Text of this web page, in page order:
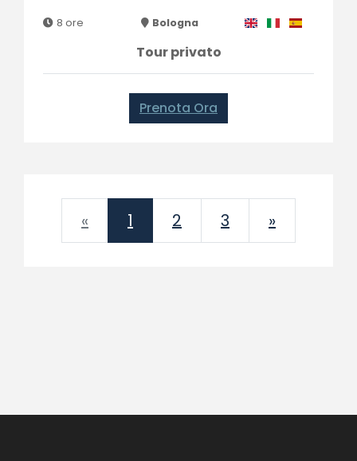
8 ore Bologna
Tour privato
Prenota Ora
« Previous
1 2 3 »Next